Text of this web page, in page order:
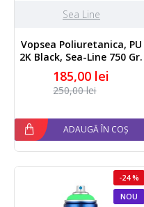
Sea Line
Vopsea Poliuretanica, PU
2K Black, Sea-Line 750 Gr.
185,00 lei
250,00 lei
ADAUGĂ ÎN COȘ
NOU
-24 %